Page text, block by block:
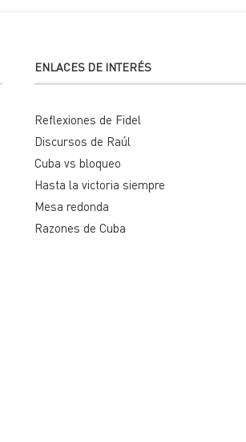
ENLACES DE INTERÉS
Reflexiones de Fidel
Discursos de Raúl
Cuba vs bloqueo
Hasta la victoria siempre
Mesa redonda
Razones de Cuba